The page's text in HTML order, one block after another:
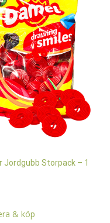
Jordgubb Storpack – 1
& köp